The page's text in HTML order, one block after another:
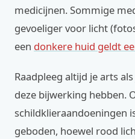
medicijnen. Sommige
gevoeliger voor licht
een donkere huid geldt
Raadpleeg altijd je arts
deze bijwerking hebben.
schildklieraandoeningen
geboden, hoewel rood